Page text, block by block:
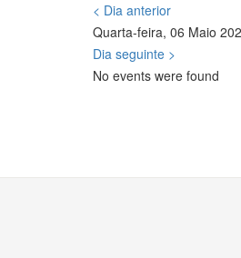
< Dia anterior
Quarta-feira, 06 Maio
Dia seguinte >
No events were found